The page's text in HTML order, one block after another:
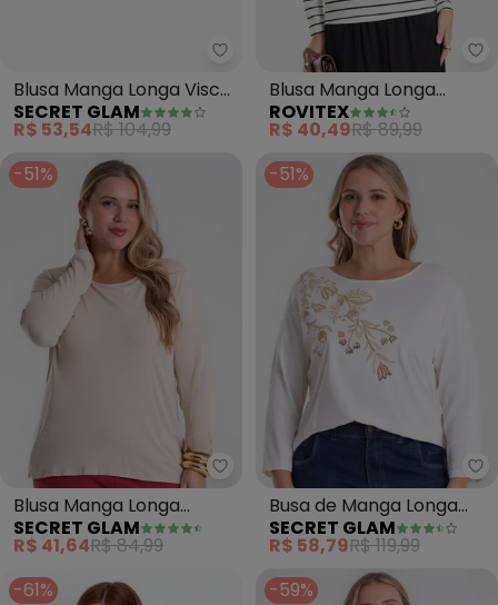
Secret Glam - Blusa Manga
Blusa Manga Longa Visco
Tricot (Bege)
SECRET GLAM
R$ 53,54R$ 104,99
Blusa Manga Longa
Listrada Plus (Bege)
ROVITEX
R$ 40,49R$ 89,99
-51%
Secret Glam - Blusa Manga
Blusa Manga Longa
Viscotorcion (Bege)
SECRET GLAM
R$ 41,64R$ 84,99
-51%
Busa de Manga Longa
Bordado Plus Size (Bege)
SECRET GLAM
R$ 58,79R$ 119,99
-61%
-59%